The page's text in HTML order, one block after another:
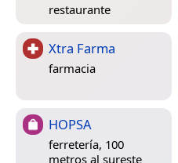
restaurante
Xtra Farma
farmacia
HOPSA
ferretería, 100
metros al sureste